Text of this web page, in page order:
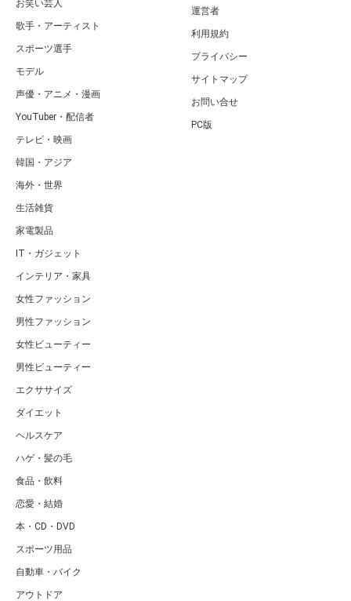
お笑い芸人
歌手・アーティスト
スポーツ選手
モデル
声優・アニメ・漫画
YouTuber・配信者
テレビ・映画
韓国・アジア
海外・世界
生活雑貨
家電製品
IT・ガジェット
インテリア・家具
女性ファッション
男性ファッション
女性ビューティー
男性ビューティー
エクササイズ
ダイエット
ヘルスケア
ハゲ・髪の毛
食品・飲料
恋愛・結婚
本・CD・DVD
スポーツ用品
自動車・バイク
アウトドア
運営者
利用規約
プライバシー
サイトマップ
お問い合せ
PC版